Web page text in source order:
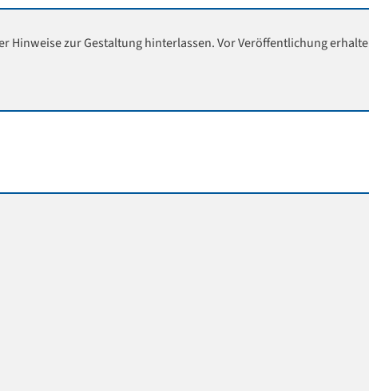
Hinweise zur Gestaltung hinterlassen. Vor Veröffentlichung